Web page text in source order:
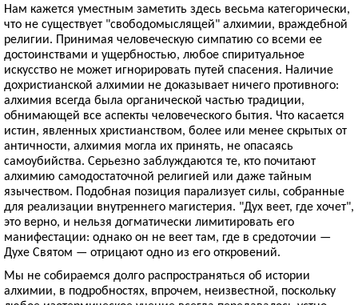
Нам кажется уместным заметить здесь весьма категорически,
что не существует "свободомыслящей" алхимии, враждебной
религии. Принимая человеческую симпатию со всеми ее
достоинствами и ущербностью, любое спиритуальное
искусство не может игнорировать путей спасения. Наличие
дохристианской алхимии не доказывает ничего противного:
алхимия всегда была органической частью традиции,
обнимающей все аспекты человеческого бытия. Что касается
истин, явленных христианством, более или менее скрытых от
античности, алхимия могла их принять, не опасаясь
самоубийства. Серьезно заблуждаются те, кто почитают
алхимию самодостаточной религией или даже тайным
язычеством. Подобная позиция парализует силы, собранные
для реализации внутреннего магистерия. "Дух веет, где хочет",
это верно, и нельзя догматически лимитировать его
манифестации: однако он не веет там, где в средоточии —
Духе Святом — отрицают одно из его откровений.
Мы не собираемся долго распространяться об истории
алхимии, в подробностях, впрочем, неизвестной, поскольку